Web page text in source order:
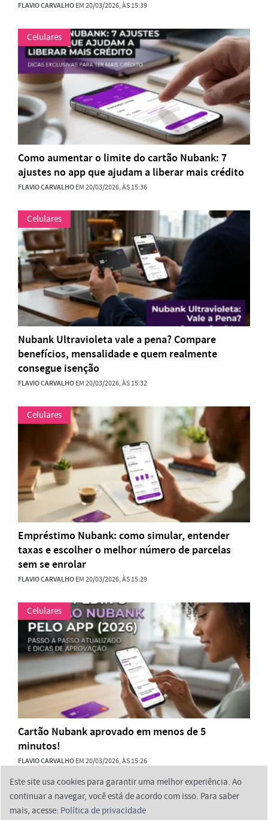
FLAVIO CARVALHOEM 20/03/2026, ÀS 15:39
Celulares
Como aumentar o limite do cartão Nubank: 7
ajustes no app que ajudam a liberar mais crédito
FLAVIO CARVALHOEM 20/03/2026, ÀS 15:36
Celulares
Nubank Ultravioleta vale a pena? Compare
benefícios, mensalidade e quem realmente
consegue isenção
FLAVIO CARVALHOEM 20/03/2026, ÀS 15:32
Celulares
Empréstimo Nubank: como simular, entender
taxas e escolher o melhor número de parcelas
sem se enrolar
FLAVIO CARVALHOEM 20/03/2026, ÀS 15:29
Celulares
Cartão Nubank aprovado em menos de 5
minutos!
FLAVIO CARVALHOEM 20/03/2026, ÀS 15:26
Este site usa cookies para garantir uma melhor experiência. Ao
continuar a navegar, você está de acordo com isso. Para saber
mais, acesse: Política de privacidade